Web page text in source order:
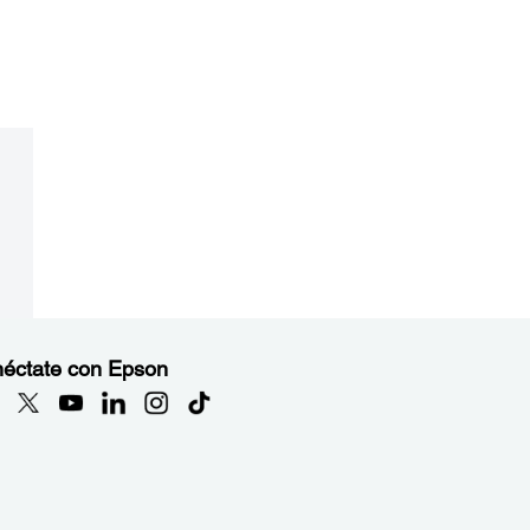
con Epson